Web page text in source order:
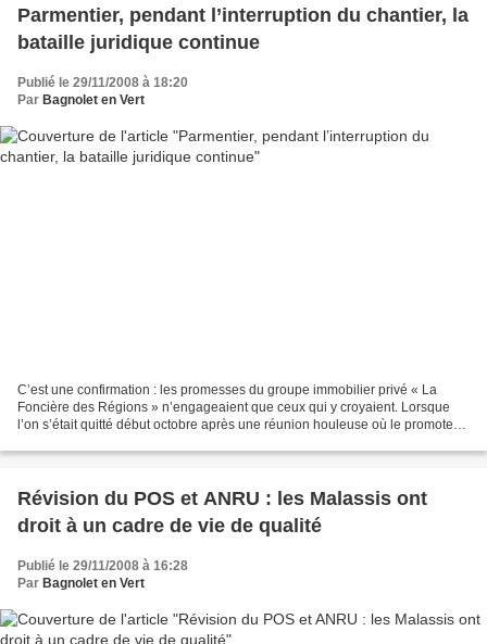
Parmentier, pendant l’interruption du chantier, la
bataille juridique continue
Publié le 29/11/2008 à 18:20
Par Bagnolet en Vert
C’est une confirmation : les promesses du groupe immobilier privé « La
Foncière des Régions » n’engageaient que ceux qui y croyaient. Lorsque
l’on s’était quitté début octobre après une réunion houleuse où le promoteur
Révision du POS et ANRU : les Malassis ont
droit à un cadre de vie de qualité
Publié le 29/11/2008 à 16:28
Par Bagnolet en Vert